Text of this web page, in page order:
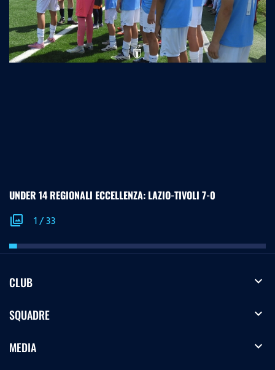
UNDER 14 REGIONALI ECCELLENZA: LAZIO-TIVOLI 7-0
photo_library 1/33
CLUB expand_more
SQUADRE expand_more
MEDIA expand_more